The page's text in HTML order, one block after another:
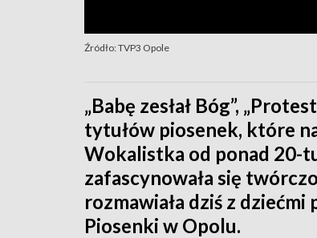
Źródło: TVP3 Opole
„Babę zesłał Bóg”,
tytułów piosenek, które
Wokalistka od ponad 20-
zafascynowała się
rozmawiała dziś z
Piosenki w Opolu.